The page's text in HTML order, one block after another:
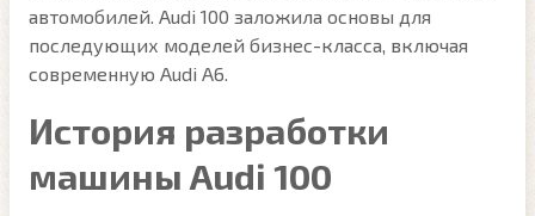
автомобилей. Audi 100 заложила основы для
последующих моделей бизнес-класса, включая
современную Audi A6.
История разработки
машины Audi 100